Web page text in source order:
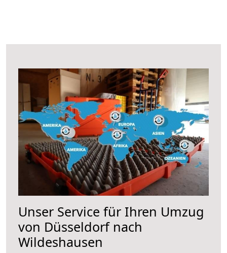
Unser Service für Ihren Umzug
von Düsseldorf nach
Wildeshausen